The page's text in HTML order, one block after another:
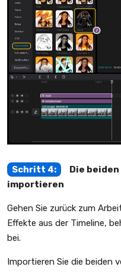
Schritt 4:
Die
importieren
Gehen Sie zurück zum
Effekte aus der Timeline,
bei.
Importieren Sie die beiden